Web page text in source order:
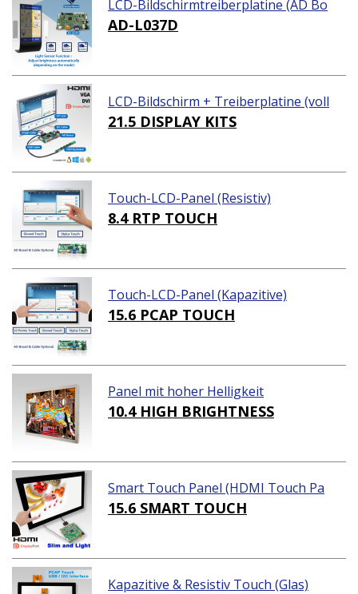
LCD-Bildschirmtreiberplatine (AD Bo
ard)
AD-L037D
LCD-Bildschirm + Treiberplatine (voll
ständiges Paket)
21.5 DISPLAY KITS
Touch-LCD-Panel (Resistiv)
8.4 RTP TOUCH
Touch-LCD-Panel (Kapazitive)
15.6 PCAP TOUCH
Panel mit hoher Helligkeit
10.4 HIGH BRIGHTNESS
Smart Touch Panel (HDMI Touch Pa
nel Lösungen)
15.6 SMART TOUCH
Kapazitive & Resistiv Touch (Glas)